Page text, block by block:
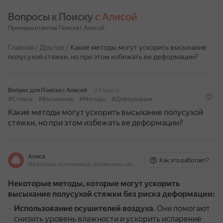
Вопросы к Поиску с Алисой
Примеры ответов Поиска с Алисой
Главная / Другое / Какие методы могут ускорить высыхание
полусухой стяжки, но при этом избежать ее деформации?
Вопрос для Поиска с Алисой
24 марта
#Стяжка
#Высыхание #Методы #Деформация
Какие методы могут ускорить высыхание полусухой
стяжки, но при этом избежать ее деформации?
Алиса
На основе источников, возможны неточности
Как это работает?
Некоторые методы, которые могут ускорить
высыхание полусухой стяжки без риска деформации:
Использование осушителей воздуха. Они помогают
снизить уровень влажности и ускорить испарение